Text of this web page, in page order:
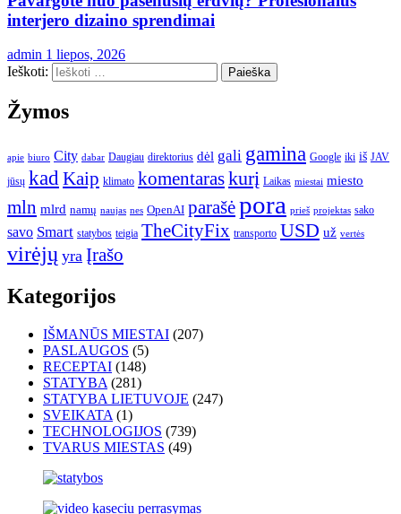
interjero dizaino sprendimai
admin 1 liepos, 2026
Ieškoti:
Žymos
apie biuro City dabar Daugiau direktorius dėl gali gamina Google iki iš JAV
jūsų kad Kaip klimato komentaraskurį Laikas miestai miesto
mln mlrd namų naujas nes OpenAI parašėpora prieš projektas sako
savo Smart statybos teigia TheCityFix transporto USD už vertės
virėjų yra Įrašo
Kategorijos
IŠMANŪS MIESTAI (207)
PASLAUGOS (5)
RECEPTAI (148)
STATYBA (281)
STATYBA LIETUVOJE (247)
SVEIKATA (1)
TECHNOLOGIJOS (739)
TVARUS MIESTAS (49)